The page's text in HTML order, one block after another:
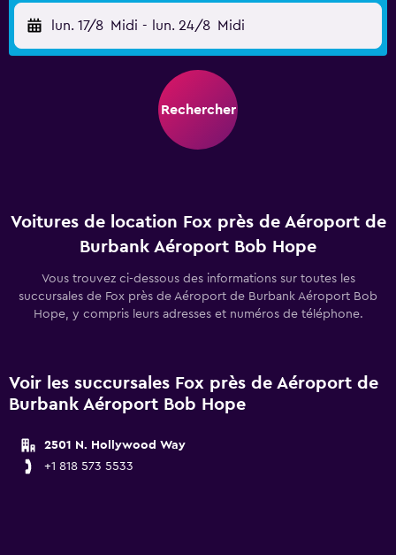
lun. 17/8 Midi - lun. 24/8 Midi
Rechercher
Voitures de location Fox près de Aéroport de
Burbank Aéroport Bob Hope
Vous trouvez ci-dessous des informations sur toutes les
succursales de Fox près de Aéroport de Burbank Aéroport Bob
Hope, y compris leurs adresses et numéros de téléphone.
Voir les succursales Fox près de Aéroport de
Burbank Aéroport Bob Hope
2501 N. Hollywood Way
+1 818 573 5533